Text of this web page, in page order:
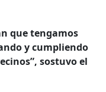
que tengamos
y cumpliendo
sostuvo el